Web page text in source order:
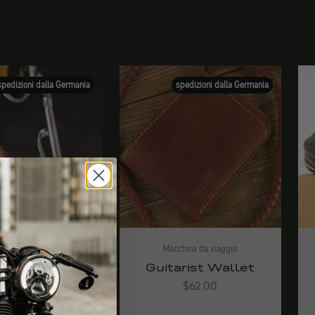
dalla Germania
da viaggio
$34.00
spedizioni dalla Germania
Macchina da viaggio
Guitarist Wallet
Angebot
$62.00